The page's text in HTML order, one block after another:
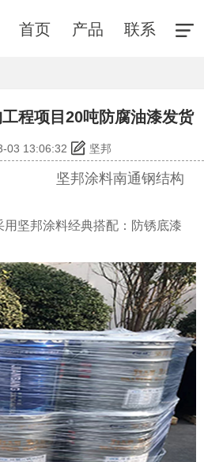
首页 产品 联系
程项目20吨防腐油漆发货
03 13:06:32 坚邦
南通钢结构
坚邦涂料经典搭配：防锈底漆